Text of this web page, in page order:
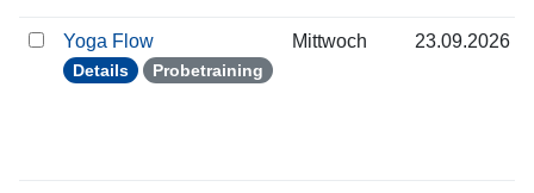
Yoga Flow
Details Probetraining
Mittwoch 23.09.2026